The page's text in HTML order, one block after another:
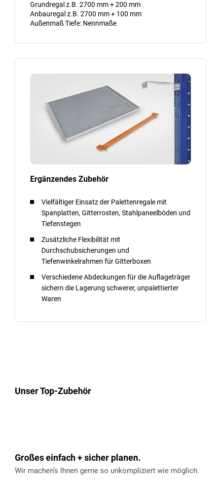
Grundregal z.B. 2700 mm + 200 mm
Anbauregal z.B. 2700 mm + 100 mm
Außenmaß Tiefe: Nennmaße
Ergänzendes Zubehör
Vielfältiger Einsatz der Palettenregale mit
Spanplatten, Gitterrosten, Stahlpaneelböden und
Tiefenstegen
Zusätzliche Flexibilität mit
Durchschubsicherungen und
Tiefenwinkelrahmen für Gitterboxen
Verschiedene Abdeckungen für die Auflageträger
sichern die Lagerung schwerer, unpalettierter
Waren
Unser Top-Zubehör
Großes einfach + sicher planen.
Wir machen’s Ihnen gerne so unkompliziert wie möglich.